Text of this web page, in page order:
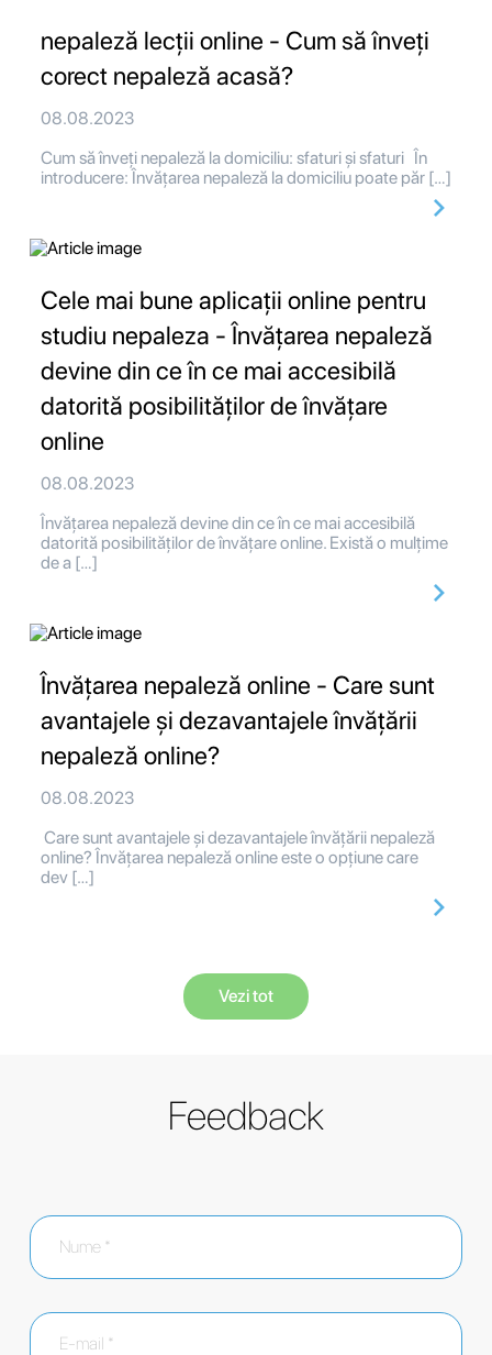
nepaleză lecții online - Cum să înveți
corect nepaleză acasă?
08.08.2023
Cum să înveți nepaleză la domiciliu: sfaturi și sfaturi În
introducere: Învățarea nepaleză la domiciliu poate păr […]
Cele mai bune aplicații online pentru
studiu nepaleza - Învățarea nepaleză
devine din ce în ce mai accesibilă
datorită posibilităților de învățare
online
08.08.2023
Învățarea nepaleză devine din ce în ce mai accesibilă
datorită posibilităților de învățare online. Există o mulțime
de a […]
Învățarea nepaleză online - Care sunt
avantajele și dezavantajele învățării
nepaleză online?
08.08.2023
Care sunt avantajele și dezavantajele învățării nepaleză
online? Învățarea nepaleză online este o opțiune care
dev […]
Vezi tot
Feedback